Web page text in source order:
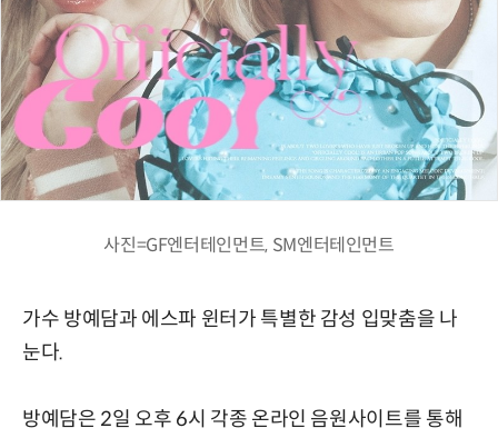
사진=GF엔터테인먼트, SM엔터테인먼트
가수 방예담과 에스파 윈터가 특별한 감성 입맞춤을 나
눈다.
방예담은 2일 오후 6시 각종 온라인 음원사이트를 통해